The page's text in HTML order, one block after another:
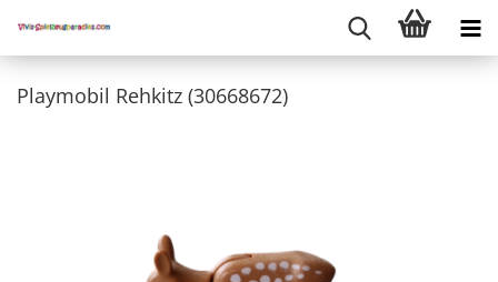
Playmobil Rehkitz (30668672)